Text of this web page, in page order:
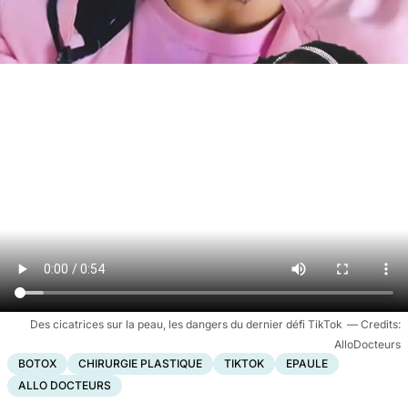
Des cicatrices sur la peau, les dangers du dernier défi TikTok
AlloDocteurs
BOTOX
CHIRURGIE PLASTIQUE TIKTOK
EPAULE
ALLO DOCTEURS